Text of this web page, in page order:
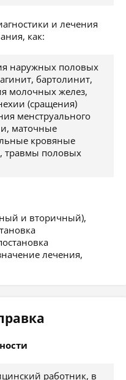
и лечения
как:
наружных половых
бартолинит,
молочных желез,
(сращения)
менструального
маточные
кровяные
травмы половых
и вторичный),
лечения,
работник, в